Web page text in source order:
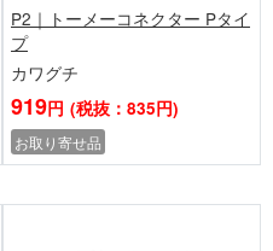
P2｜トーメーコネクター Pタイ
プ
カワグチ
919円 (税抜：835円)
お取り寄せ品